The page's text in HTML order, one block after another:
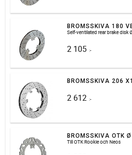
BROMSSKIVA 180
Self-ventilated rear brake disk
2 105 :-
BROMSSKIVA 206
2 612 :-
BROMSSKIVA OTK
Till OTK Rookie och Neos